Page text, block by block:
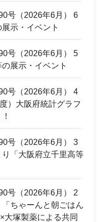
号（2026年6月） 6
示・イベント
号（2026年6月） 5
展示・イベント
号（2026年6月） 4
）大阪府統計グラフ
号（2026年6月） 3
「大阪府立千里高等
号（2026年6月） 2
ちゃーんと朝ごはん
大塚製薬による共同